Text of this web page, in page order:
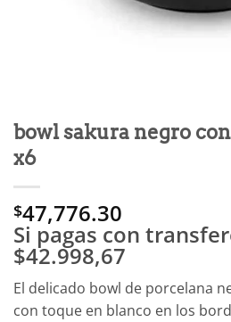
bowl sakura negro
x6
$47,776.30
Si pagas con
$42.998,67
El delicado bowl de porcelana
con toque en blanco en los